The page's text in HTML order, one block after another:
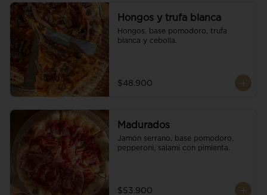
Hongos y trufa blanca
Hongos, base pomodoro, trufa
blanca y cebolla.
$48.900
Madurados
Jamón serrano, base pomodoro,
pepperoni, salami con pimienta.
$53.900